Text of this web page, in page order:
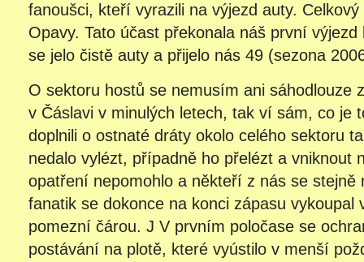
fanoušci, kteří vyrazili na výjezd auty.
Opavy. Tato účast překonala náš první
se jelo čistě auty a přijelo nás 49 (sezona
O sektoru hostů se nemusím ani sáhodlouze
v Čáslavi v minulých letech, tak ví sám, co je
doplnili o ostnaté dráty okolo celého sektoru
nedalo vylézt, případně ho přelézt a vniknout
opatření nepomohlo a někteří z nás se stejně
fanatik se dokonce na konci zápasu vykoupal
pomezní čárou. J V prvním poločase se
postávání na plotě, které vyústilo v menší